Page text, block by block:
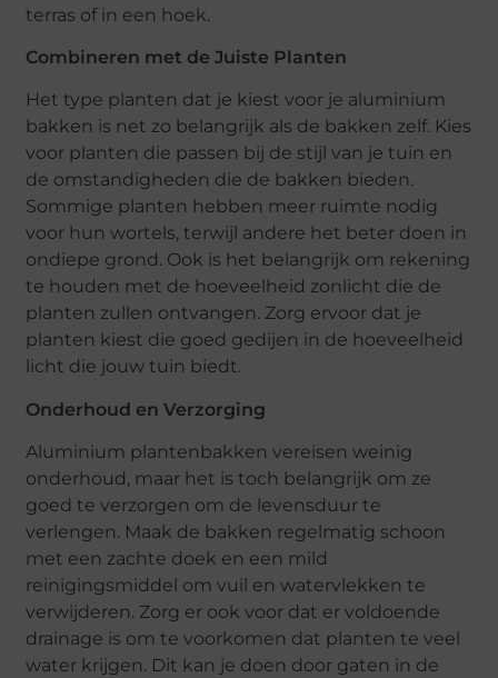
terras of in een hoek.
Combineren met de Juiste Planten
Het type planten dat je kiest voor je aluminium
bakken is net zo belangrijk als de bakken zelf. Kies
voor planten die passen bij de stijl van je tuin en
de omstandigheden die de bakken bieden.
Sommige planten hebben meer ruimte nodig
voor hun wortels, terwijl andere het beter doen in
ondiepe grond. Ook is het belangrijk om rekening
te houden met de hoeveelheid zonlicht die de
planten zullen ontvangen. Zorg ervoor dat je
planten kiest die goed gedijen in de hoeveelheid
licht die jouw tuin biedt.
Onderhoud en Verzorging
Aluminium plantenbakken vereisen weinig
onderhoud, maar het is toch belangrijk om ze
goed te verzorgen om de levensduur te
verlengen. Maak de bakken regelmatig schoon
met een zachte doek en een mild
reinigingsmiddel om vuil en watervlekken te
verwijderen. Zorg er ook voor dat er voldoende
drainage is om te voorkomen dat planten te veel
water krijgen. Dit kan je doen door gaten in de